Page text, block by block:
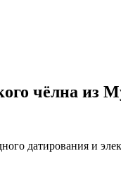
чёлна из
датирования и